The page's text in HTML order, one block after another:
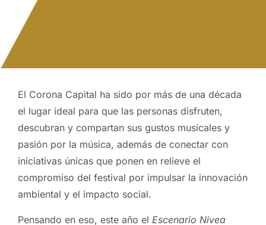
El Corona Capital ha sido por más de una década
el lugar ideal para que las personas disfruten,
descubran y compartan sus gustos musicales y
pasión por la música, además de conectar con
iniciativas únicas que ponen en relieve el
compromiso del festival por impulsar la innovación
ambiental y el impacto social.
Pensando en eso, este año el Escenario Nivea